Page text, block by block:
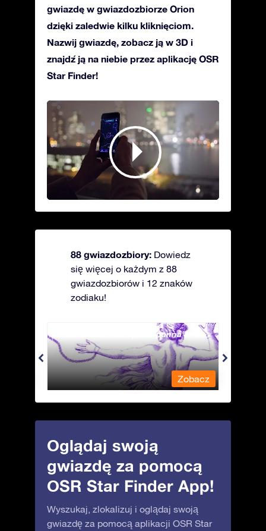
gwiazdę w gwiazdozbiorze Orion
dzięki zaledwie kilku kliknięciom.
Nazwij gwiazdę, zobacz ją w 3D i
znajdź ją na niebie przez aplikację OSR
Star Finder!
88 gwiazdozbiory: Dowiedz
się więcej o każdym z 88
gwiazdozbiorów i 12 znaków
zodiaku!
Andromeda - Związana panna
Zobacz
Oglądaj swoją
gwiazdę za pomocą
OSR Star Finder App!
Wyszukaj, zlokalizuj i oglądaj swoją
gwiazdę za pomocą aplikacji OSR Star